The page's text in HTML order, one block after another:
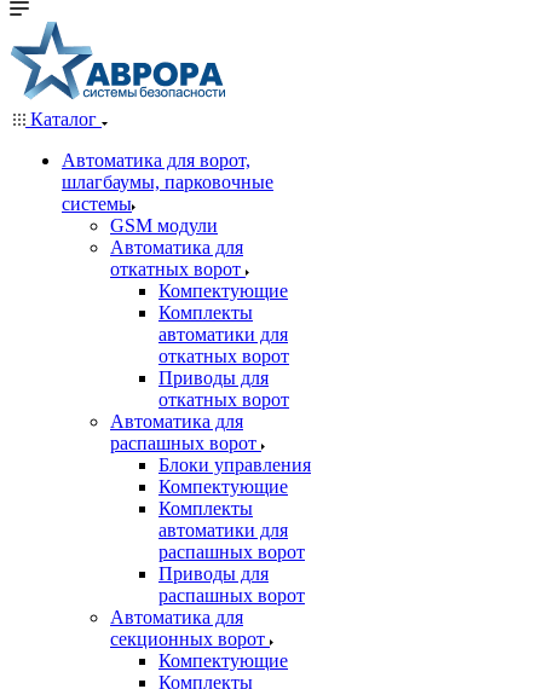
Каталог
Автоматика для ворот,
шлагбаумы, парковочные
системы
GSM модули
Автоматика для
откатных ворот
Компектующие
Комплекты
автоматики для
откатных ворот
Приводы для
откатных ворот
Автоматика для
распашных ворот
Блоки управления
Компектующие
Комплекты
автоматики для
распашных ворот
Приводы для
распашных ворот
Автоматика для
секционных ворот
Компектующие
Комплекты